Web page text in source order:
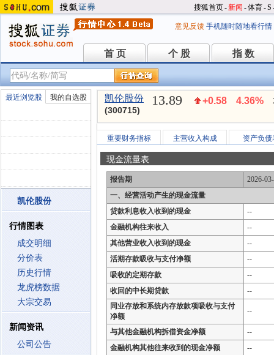
搜狐首页-新闻 -体育-S
意见反馈 手机随时随地看行情
首 页
首 页 个 股
个 股 指 数
指 数
最近浏览股 我的自选股
凯伦股份
行情图表
成交明细
分价表
历史行情
龙虎榜数据
大宗交易
新闻资讯
公司公告
凯伦股份
(300715)
13.89 +0.58 4.36%
重要财务指标 主营收入构成 资产负债
现金流量表
报告期
2026-
一、经营活动产生的现金流量
贷款利息收入收到的现金
--
金融机构往来收入
--
其他营业收入收到的现金
--
活期存款吸收与支付净额
--
吸收的定期存款
--
收回的中长期贷款
--
同业存放和系统内存放款项吸收与支付
净额
--
与其他金融机构拆借资金净额
--
金融机构其他往来收到的现金净额
--